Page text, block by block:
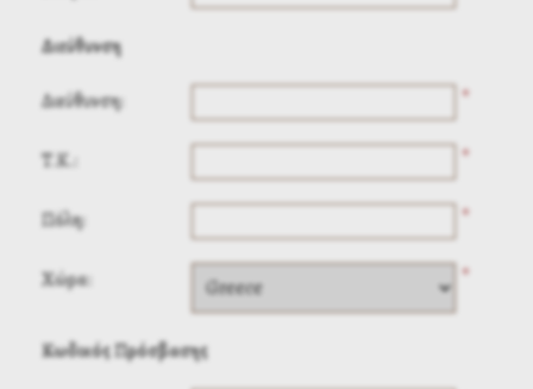
Διεύθυνση
Διεύθυνση: *
Τ.Κ.: *
Πόλη: *
Χώρα: *
Κωδικός Πρόσβασης